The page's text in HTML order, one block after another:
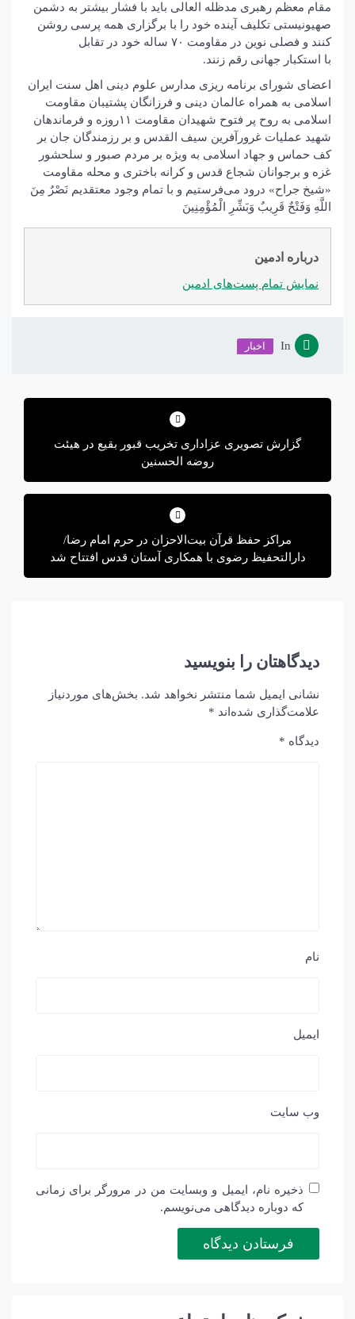
مقام معظم رهبری مدظله العالی باید با فشار بیشتر به دشمن
صهیونیستی تکلیف آینده خود را با برگزاری همه پرسی روشن
کنند و فصلی نوین در مقاومت ۷۰ ساله خود در تقابل
با استکبار جهانی رقم زنند.
اعضای شورای برنامه ریزی مدارس علوم دینی اهل سنت ایران
اسلامی به همراه عالمان دینی و فرزانگان پشتیبان مقاومت
اسلامی به روح پر فتوح شهیدان مقاومت ۱۱روزه و فرماندهان
شهید عملیات غرورآفرین سیف القدس و بر رزمندگان جان بر
کف حماس و جهاد اسلامی به ویژه بر مردم صبور و سلحشور
غزه و برجوانان شجاع قدس و کرانه باختری و محله مقاومت
«شیخ جراح» درود می‌فرستیم و با تمام وجود معتقدیم نَصْرٌ مِنَ
اللَّهِ وَفَتْحٌ قَرِیبٌ وَبَشِّرِ الْمُؤْمِنِینَ
درباره ادمین
نمایش تمام پست‌های ادمین
In اخبار
راهبری
گزارش تصویری عزاداری تخریب قبور بقیع در هیئت
روضه الحسنین
مراکز حفظ قرآن بیت‌الاحزان در حرم امام رضا/
دارالتحفیظ رضوی با همکاری آستان قدس افتتاح شد
دیدگاهتان را بنویسید
نشانی ایمیل شما منتشر نخواهد شد. بخش‌های موردنیاز
علامت‌گذاری شده‌اند *
دیدگاه *
نام
ایمیل
وب‌ سایت
ذخیره نام، ایمیل و وبسایت من در مرورگر برای زمانی
که دوباره دیدگاهی می‌نویسم.